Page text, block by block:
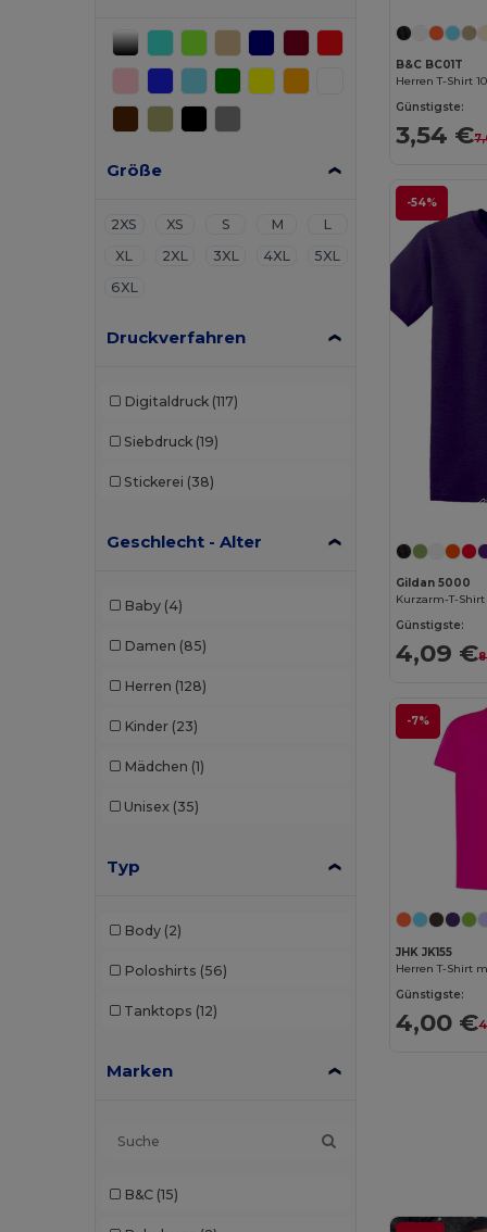
Größe
2XS XS S M
L
XL
2XL 3XL 4XL
5XL
6XL
Druckverfahren
Digitaldruck (117)
Siebdruck (19)
Stickerei (38)
Geschlecht - Alter
Baby (4)
Damen (85)
Herren (128)
Kinder (23)
Mädchen (1)
Unisex (35)
Typ
Body (2)
Poloshirts (56)
Tanktops (12)
Marken
B&C (15)
B&C BC01T
Herren T-Shirt
Günstigste:
3,54 €
-54%
Gildan 5000
Kurzarm-T-Shirt
Günstigste:
4,09 €
-7%
JHK JK155
Günstigste:
4,00 €